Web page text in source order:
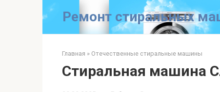
Ремонт стиральных
Главная » Отечественные стиральные машины
Стиральная машина